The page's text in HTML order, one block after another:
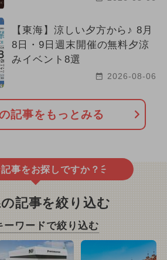
【東海】涼しい夕方から♪ 8月
8日・9日週末開催の無料夕涼
みイベント8選
2026-08-06
記事をもっとみる
事をお探しですか？
記事を絞り込む
ーワードで絞り込む